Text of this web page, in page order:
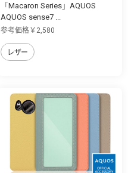
「Macaron Series」AQUOS
AQUOS sense7 ...
参考価格￥2,580
レザー